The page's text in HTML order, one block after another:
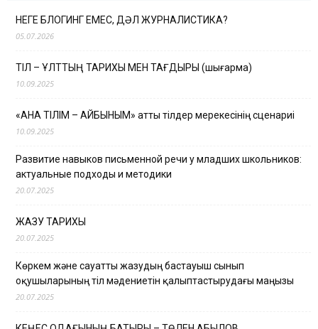
НЕГЕ БЛОГИНГ ЕМЕС, ДӘЛ ЖУРНАЛИСТИКА?
05.07.2026
ТІЛ – ҰЛТТЫҢ ТАРИХЫ МЕН ТАҒДЫРЫ (шығарма)
10.09.2025
«АНА ТІЛІМ – АЙБЫНЫМ» атты тілдер мерекесінің сценариі
10.09.2025
Развитие навыков письменной речи у младших школьников:
актуальные подходы и методики
20.07.2025
ЖАЗУ ТАРИХЫ
20.07.2025
Көркем және сауатты жазудың бастауыш сынып
оқушыларының тіл мәдениетін қалыптастырудағы маңызы
20.07.2025